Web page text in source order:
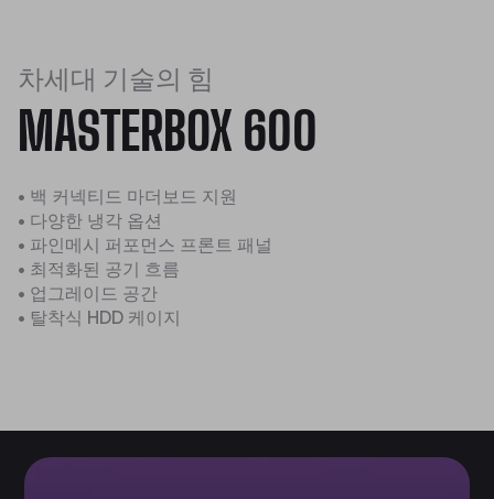
차세대 기술의 힘
MASTERBOX 600
• 백 커넥티드 마더보드 지원
• 다양한 냉각 옵션
• 파인메시 퍼포먼스 프론트 패널
• 최적화된 공기 흐름
• 업그레이드 공간
• 탈착식 HDD 케이지